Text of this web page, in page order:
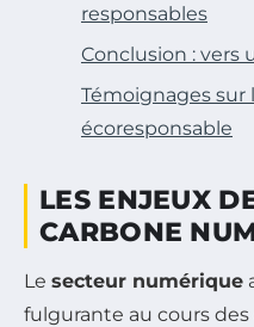
responsables
Conclusion : vers
Témoignages
écoresponsable
LES ENJEUX
CARBONE
Le secteur numérique
fulgurante au cours